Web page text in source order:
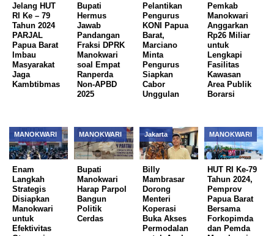
Jelang HUT
RI Ke – 79
Tahun 2024
PARJAL
Papua Barat
Imbau
Masyarakat
Jaga
Kambtibmas
Bupati
Hermus
Jawab
Pandangan
Fraksi DPRK
Manokwari
soal Empat
Ranperda
Non-APBD
2025
Pelantikan
Pengurus
KONI Papua
Barat,
Marciano
Minta
Pengurus
Siapkan
Cabor
Unggulan
Pemkab
Manokwari
Anggarkan
Rp26 Miliar
untuk
Lengkapi
Fasilitas
Kawasan
Area Publik
Borarsi
MANOKWARI
Enam
Langkah
Strategis
Disiapkan
Manokwari
untuk
Efektivitas
MANOKWARI
Bupati
Manokwari
Harap Parpol
Bangun
Politik
Cerdas
Jakarta
Billy
Mambrasar
Dorong
Menteri
Koperasi
Buka Akses
Permodalan
MANOKWARI
HUT RI Ke-79
Tahun 2024,
Pemprov
Papua Barat
Bersama
Forkopimda
dan Pemda